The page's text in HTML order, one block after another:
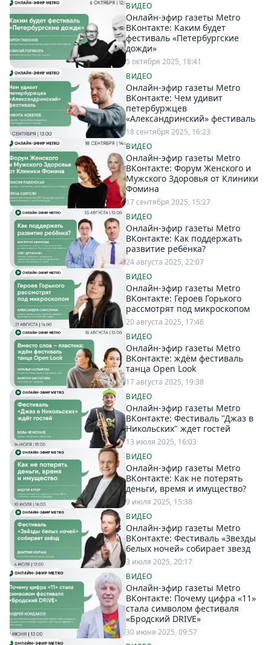
ВИДЕО
Онлайн-эфир газеты Metro
ВКонтакте: Каким будет
фестиваль «Петербургские
дожди»
5 октября 2025, 18:41
ВИДЕО
Онлайн-эфир газеты Metro
ВКонтакте: Чем удивит
петербуржцев
«Александринский» фестиваль
18 сентября 2025, 16:23
ВИДЕО
Онлайн-эфир газеты Metro
ВКонтакте: Форум Женского и
Мужского Здоровья от Клиники
Фомина
17 сентября 2025, 15:27
ВИДЕО
Онлайн-эфир газеты Metro
ВКонтакте: Как поддержать
развитие ребёнка?
24 августа 2025, 22:07
ВИДЕО
Онлайн-эфир газеты Metro
ВКонтакте: Героев Горького
рассмотрят под микроскопом
20 августа 2025, 17:46
ВИДЕО
Онлайн-эфир газеты Metro
ВКонтакте: ждём фестиваль
танца Open Look
17 августа 2025, 19:38
ВИДЕО
Онлайн-эфир газеты Metro
ВКонтакте: Фестиваль "Джаз в
Никольских" ждет гостей
13 июля 2025, 16:03
ВИДЕО
Онлайн-эфир газеты Metro
ВКонтакте: Как не потерять
деньги, время и имущество?
9 июля 2025, 15:38
ВИДЕО
Онлайн-эфир газеты Metro
ВКонтакте: Фестиваль «Звезды
белых ночей» собирает звезд
3 июля 2025, 20:17
ВИДЕО
Онлайн-эфир газеты Metro
ВКонтакте: Почему цифра «11»
стала символом фестиваля
«Бродский DRIVE»
30 июня 2025, 09:57